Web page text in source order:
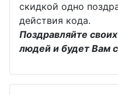
скидкой одно
действия кода.
Поздравляйте
людей и будет Вам